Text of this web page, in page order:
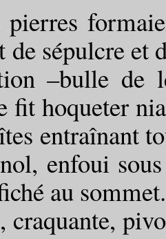
formaient
de sépulcre et
–bulle de
fit hoqueter
entraînant
enfoui
au sommet.